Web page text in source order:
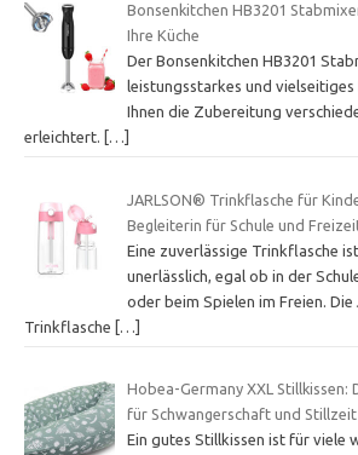
Bonsenkitchen HB3201
Ihre Küche
Der Bonsenkitchen HB3201
leistungsstarkes und vielseitiges
Ihnen die Zubereitung
erleichtert.
[…]
JARLSON® Trinkflasche für
Begleiterin für Schule und
Eine zuverlässige Trinkflasche
unerlässlich, egal ob in der
oder beim Spielen im Freien. Die
Trinkflasche
[…]
Hobea-Germany XXL
für Schwangerschaft und Stillzeit
Ein gutes Stillkissen ist für viele